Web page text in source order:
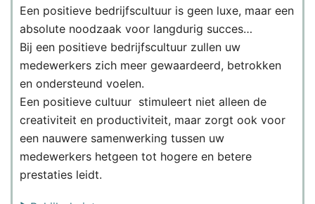
Een positieve bedrijfscultuur is geen luxe, maar een
absolute noodzaak voor langdurig succes…
Bij een positieve bedrijfscultuur zullen uw
medewerkers zich meer gewaardeerd, betrokken
en ondersteund voelen.
Een positieve cultuur stimuleert niet alleen de
creativiteit en productiviteit, maar zorgt ook voor
een nauwere samenwerking tussen uw
medewerkers hetgeen tot hogere en betere
prestaties leidt.